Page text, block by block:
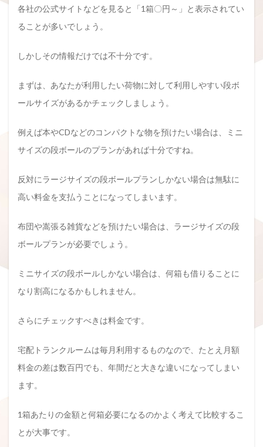
各社の公式サイトなどを見ると「1箱〇円～」と表示されてい
ることが多いでしょう。
しかしその情報だけでは不十分です。
まずは、あなたが利用したい荷物に対して利用しやすい段ボ
ールサイズがあるかチェックしましょう。
例えば本やCDなどのコンパクトな物を預けたい場合は、ミニ
サイズの段ボールのプランがあれば十分ですね。
反対にラージサイズの段ボールプランしかない場合は無駄に
高い料金を支払うことになってしまいます。
布団や嵩張る雑貨などを預けたい場合は、ラージサイズの段
ボールプランが必要でしょう。
ミニサイズの段ボールしかない場合は、何箱も借りることに
なり割高になるかもしれません。
さらにチェックすべきは料金です。
宅配トランクルームは毎月利用するものなので、たとえ月額
料金の差は数百円でも、年間だと大きな違いになってしまい
ます。
1箱あたりの金額と何箱必要になるのかよく考えて比較するこ
とが大事です。